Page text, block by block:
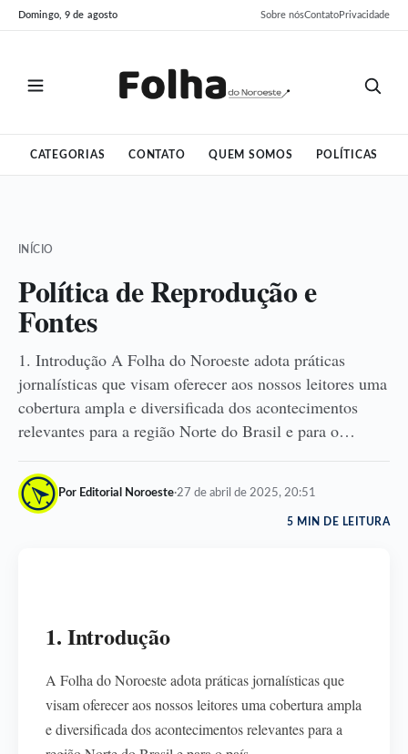
Pular
para
Pular
para
Domingo, 9 de agosto Sobre nósContatoPrivacidade
CATEGORIAS CONTATO QUEM SOMOS POLÍTICAS
INÍCIO
Política de Reprodução e
Fontes
1. Introdução A Folha do Noroeste adota práticas
jornalísticas que visam oferecer aos nossos leitores uma
cobertura ampla e diversificada dos acontecimentos
relevantes para a região Norte do Brasil e para o…
Por Editorial Noroeste·27 de abril de 2025, 20:51
5 MIN DE LEITURA
1. Introdução
A Folha do Noroeste adota práticas jornalísticas que
visam oferecer aos nossos leitores uma cobertura ampla
e diversificada dos acontecimentos relevantes para a